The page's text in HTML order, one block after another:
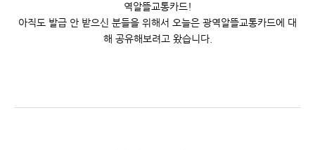
역알뜰교통카드!
아직도 발급 안 받으신 분들을 위해서 오늘은 광역알뜰교통카드에 대
해 공유해보려고 왔습니다.